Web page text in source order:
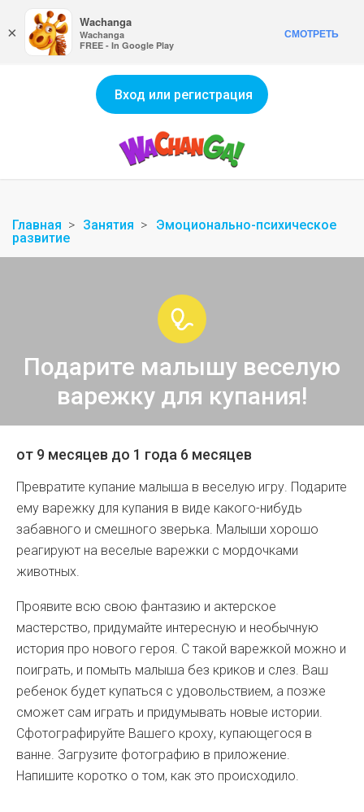
Вход или регистрация
Главная Занятия
Эмоционально-психическое
развитие
Подарите малышу веселую
варежку для купания!
от 9 месяцев до 1 года 6 месяцев
Превратите купание малыша в веселую игру. Подарите
ему варежку для купания в виде какого-нибудь
забавного и смешного зверька. Малыши хорошо
реагируют на веселые варежки с мордочками
животных.
Проявите всю свою фантазию и актерское
мастерство, придумайте интересную и необычную
история про нового героя. С такой варежкой можно и
поиграть, и помыть малыша без криков и слез. Ваш
ребенок будет купаться с удовольствием, а позже
сможет сам играть и придумывать новые истории.
Сфотографируйте Вашего кроху, купающегося в
ванне. Загрузите фотографию в приложение.
Напишите коротко о том, как это происходило.
×
Wachanga
Wachanga
FREE - In Google Play
СМОТРЕТЬ